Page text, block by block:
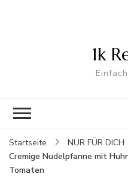
1k
Startseite
NUR FÜR DICH
Cremige Nudelpfanne mit
Tomaten